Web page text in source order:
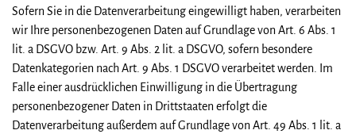
Sofern Sie in die Datenverarbeitung eingewilligt haben, verarbeiten
wir Ihre personenbezogenen Daten auf Grundlage von Art. 6 Abs. 1
lit. a DSGVO bzw. Art. 9 Abs. 2 lit. a DSGVO, sofern besondere
Datenkategorien nach Art. 9 Abs. 1 DSGVO verarbeitet werden. Im
Falle einer ausdrücklichen Einwilligung in die Übertragung
personenbezogener Daten in Drittstaaten erfolgt die
Datenverarbeitung außerdem auf Grundlage von Art. 49 Abs. 1 lit. a